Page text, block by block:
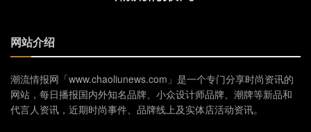
网站介绍
潮流情报网「www.chaoliunews.com」是一个专门分享时尚资讯的
网站，每日播报国内外知名品牌、小众设计师品牌、潮牌等新品和
代言人资讯，近期时尚事件、品牌线上及实体店活动资讯。